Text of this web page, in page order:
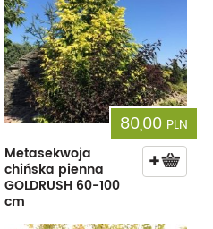
80,00 PLN
Metasekwoja
chińska pienna
GOLDRUSH 60-100
cm